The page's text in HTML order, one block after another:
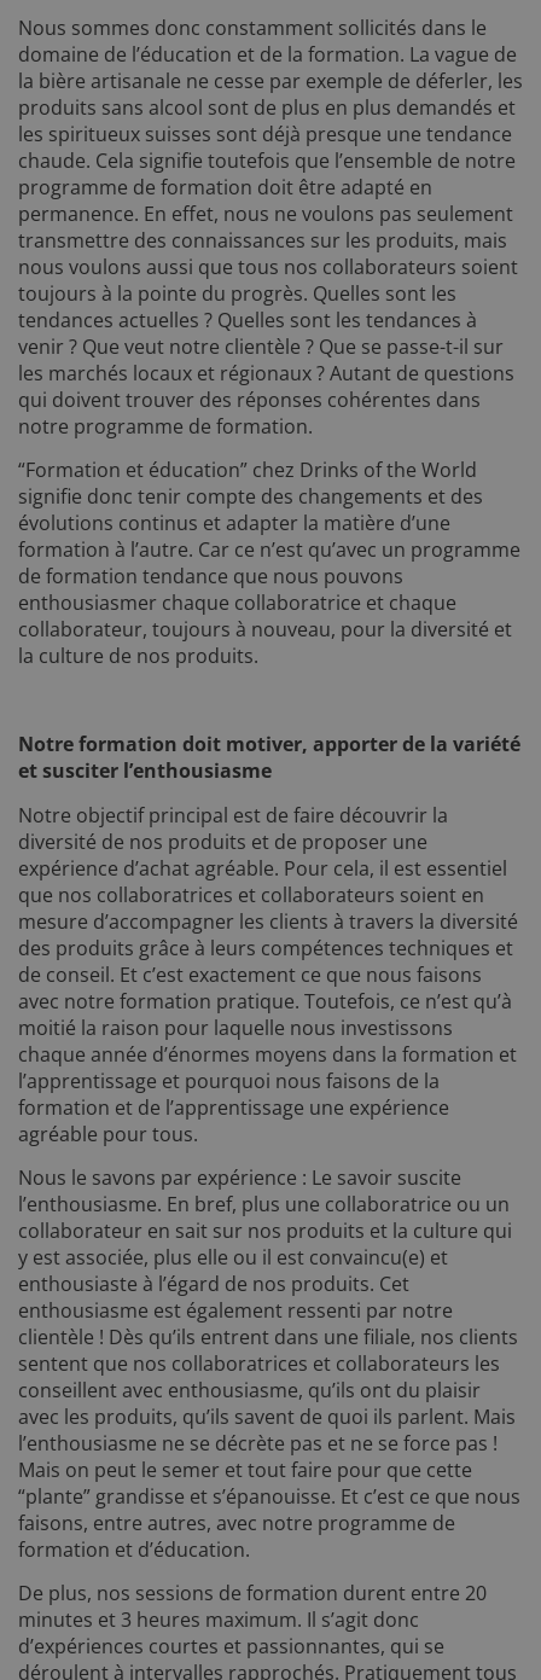
Nous sommes donc constamment sollicités dans le
domaine de l’éducation et de la formation. La vague de
la bière artisanale ne cesse par exemple de déferler, les
produits sans alcool sont de plus en plus demandés et
les spiritueux suisses sont déjà presque une tendance
chaude. Cela signifie toutefois que l’ensemble de notre
programme de formation doit être adapté en
permanence. En effet, nous ne voulons pas seulement
transmettre des connaissances sur les produits, mais
nous voulons aussi que tous nos collaborateurs soient
toujours à la pointe du progrès. Quelles sont les
tendances actuelles ? Quelles sont les tendances à
venir ? Que veut notre clientèle ? Que se passe-t-il sur
les marchés locaux et régionaux ? Autant de questions
qui doivent trouver des réponses cohérentes dans
notre programme de formation.
“Formation et éducation” chez Drinks of the World
signifie donc tenir compte des changements et des
évolutions continus et adapter la matière d’une
formation à l’autre. Car ce n’est qu’avec un programme
de formation tendance que nous pouvons
enthousiasmer chaque collaboratrice et chaque
collaborateur, toujours à nouveau, pour la diversité et
la culture de nos produits.
Notre formation doit motiver, apporter de la variété
et susciter l’enthousiasme
Notre objectif principal est de faire découvrir la
diversité de nos produits et de proposer une
expérience d’achat agréable. Pour cela, il est essentiel
que nos collaboratrices et collaborateurs soient en
mesure d’accompagner les clients à travers la diversité
des produits grâce à leurs compétences techniques et
de conseil. Et c’est exactement ce que nous faisons
avec notre formation pratique. Toutefois, ce n’est qu’à
moitié la raison pour laquelle nous investissons
chaque année d’énormes moyens dans la formation et
l’apprentissage et pourquoi nous faisons de la
formation et de l’apprentissage une expérience
agréable pour tous.
Nous le savons par expérience : Le savoir suscite
l’enthousiasme. En bref, plus une collaboratrice ou un
collaborateur en sait sur nos produits et la culture qui
y est associée, plus elle ou il est convaincu(e) et
enthousiaste à l’égard de nos produits. Cet
enthousiasme est également ressenti par notre
clientèle ! Dès qu’ils entrent dans une filiale, nos clients
sentent que nos collaboratrices et collaborateurs les
conseillent avec enthousiasme, qu’ils ont du plaisir
avec les produits, qu’ils savent de quoi ils parlent. Mais
l’enthousiasme ne se décrète pas et ne se force pas !
Mais on peut le semer et tout faire pour que cette
“plante” grandisse et s’épanouisse. Et c’est ce que nous
faisons, entre autres, avec notre programme de
formation et d’éducation.
De plus, nos sessions de formation durent entre 20
minutes et 3 heures maximum. Il s’agit donc
d’expériences courtes et passionnantes, qui se
déroulent à intervalles rapprochés. Pratiquement tous